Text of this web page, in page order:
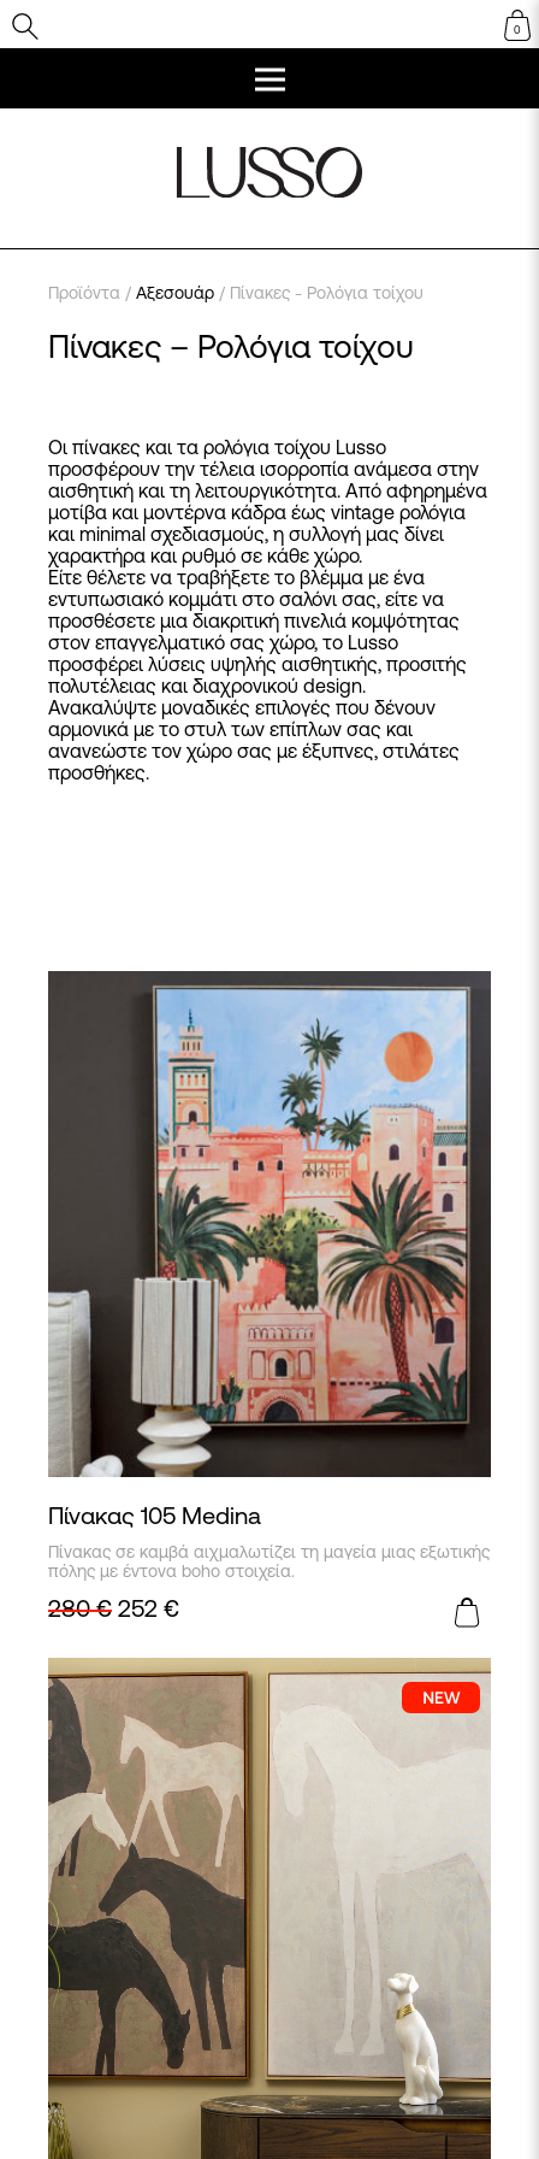
0
Προϊόντα / Αξεσουάρ / Πίνακες - Ρολόγια τοίχου
Πίνακες – Ρολόγια τοίχου
Οι πίνακες και τα ρολόγια τοίχου Lusso
προσφέρουν την τέλεια ισορροπία ανάμεσα στην
αισθητική και τη λειτουργικότητα. Από αφηρημένα
μοτίβα και μοντέρνα κάδρα έως vintage ρολόγια
και minimal σχεδιασμούς, η συλλογή μας δίνει
χαρακτήρα και ρυθμό σε κάθε χώρο.
Είτε θέλετε να τραβήξετε το βλέμμα με ένα
εντυπωσιακό κομμάτι στο σαλόνι σας, είτε να
προσθέσετε μια διακριτική πινελιά κομψότητας
στον επαγγελματικό σας χώρο, το Lusso
προσφέρει λύσεις υψηλής αισθητικής, προσιτής
πολυτέλειας και διαχρονικού design.
Ανακαλύψτε μοναδικές επιλογές που δένουν
αρμονικά με το στυλ των επίπλων σας και
ανανεώστε τον χώρο σας με έξυπνες, στιλάτες
προσθήκες.
Πίνακας 105 Medina
Πίνακας σε καμβά αιχμαλωτίζει τη μαγεία μιας εξωτικής
πόλης με έντονα boho στοιχεία.
280€ 252 €